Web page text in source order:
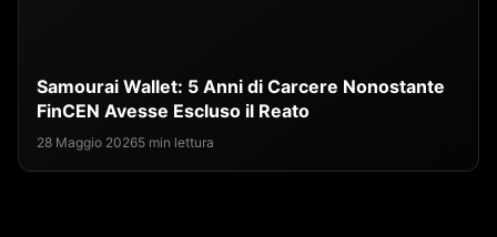
Samourai Wallet: 5 Anni di Carcere Nonostante
FinCEN Avesse Escluso il Reato
28 Maggio 20265 min lettura